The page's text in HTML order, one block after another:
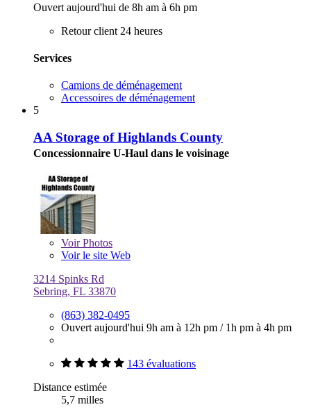
Ouvert aujourd'hui de 8h am à 6h pm
Retour client 24 heures
Services
Camions de déménagement
Accessoires de déménagement
5
AA Storage of Highlands County
Concessionnaire U-Haul dans le voisinage
VoirPhotos
Voir le site Web
3214 Spinks Rd
Sebring, FL 33870
(863) 382-0495
Ouvert aujourd'hui 9h am à 12h pm / 1h pm à 4h pm
143 évaluations
Distance estimée
5,7 milles